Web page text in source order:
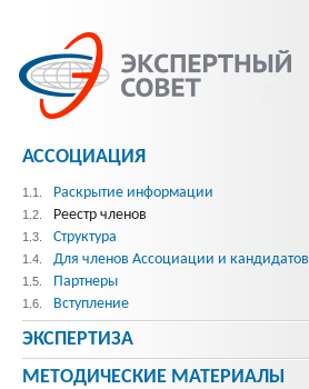
АССОЦИАЦИЯ
1.1. Раскрытие информации
1.2. Реестр членов
1.3. Структура
1.4. Для членов Ассоциации и кандидатов
1.5. Партнеры
1.6. Вступление
ЭКСПЕРТИЗА
МЕТОДИЧЕСКИE МАТЕРИАЛЫ